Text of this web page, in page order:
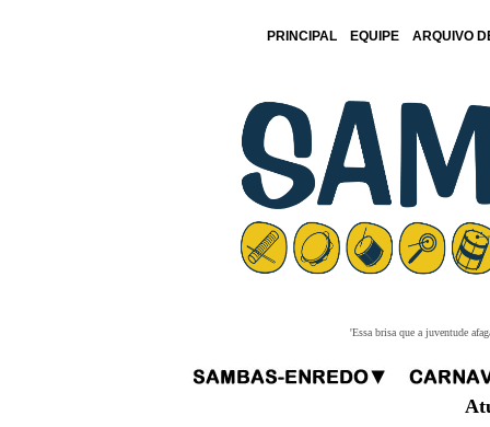
PRINCIPAL EQUIPE ARQUIVO
'Essa brisa que a juventude